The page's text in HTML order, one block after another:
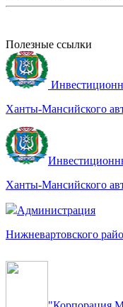
Полезные ссылки
Ханты-Мансийского
Ханты-Мансийского
Администрация
Нижневартовского